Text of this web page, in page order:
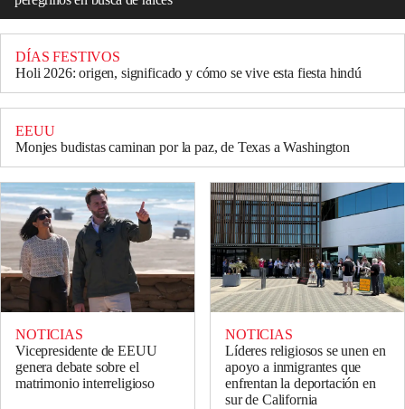
DÍAS FESTIVOS
Holi 2026: origen, significado y cómo se vive esta fiesta hindú
EEUU
Monjes budistas caminan por la paz, de Texas a Washington
NOTICIAS
Vicepresidente de EEUU
genera debate sobre el
matrimonio interreligioso
NOTICIAS
Líderes religiosos se unen en
apoyo a inmigrantes que
enfrentan la deportación en
sur de California